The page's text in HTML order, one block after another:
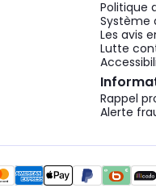
Politique
Système
Les avis
Lutte
Rappel
Alerte